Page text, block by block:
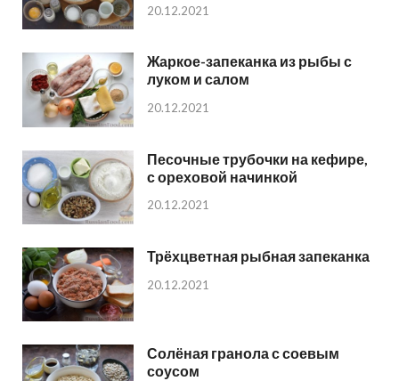
20.12.2021
Жаркое-запеканка из рыбы с
луком и салом
20.12.2021
Песочные трубочки на кефире,
с ореховой начинкой
20.12.2021
Трёхцветная рыбная запеканка
20.12.2021
Солёная гранола с соевым
соусом